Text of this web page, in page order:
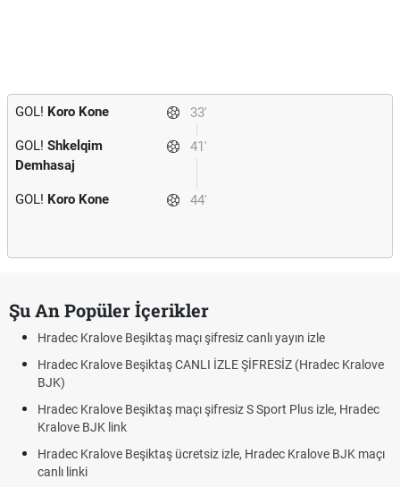
33'
GOL! Koro Kone
41'
GOL! Shkelqim
Demhasaj
44'
GOL! Koro Kone
Şu An Popüler İçerikler
Hradec Kralove Beşiktaş maçı şifresiz canlı yayın izle
Hradec Kralove Beşiktaş CANLI İZLE ŞİFRESİZ (Hradec Kralove
BJK)
Hradec Kralove Beşiktaş maçı şifresiz S Sport Plus izle, Hradec
Kralove BJK link
Hradec Kralove Beşiktaş ücretsiz izle, Hradec Kralove BJK maçı
canlı linki